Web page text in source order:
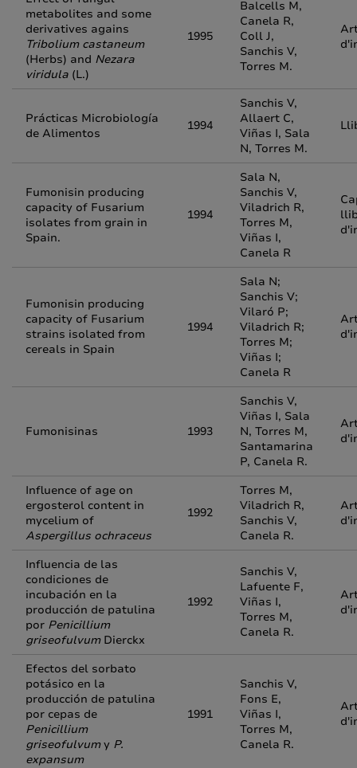
metabolites and some
derivatives agains
Tribolium castaneum
(Herbs) and Nezara
viridula (L.)
1995
Balcells M,
Canela R,
Coll J,
Sanchis V,
Torres M.
Prácticas Microbiología
de Alimentos
1994
Sanchis V,
Allaert C,
Viñas I, Sala
N, Torres M.
Fumonisin producing
capacity of Fusarium
isolates from grain in
Spain.
1994
Sala N,
Sanchis V,
Viladrich R,
Torres M,
Viñas I,
Canela R
Fumonisin producing
capacity of Fusarium
strains isolated from
cereals in Spain
1994
Sala N;
Sanchis V;
Vilaró P;
Viladrich R;
Torres M;
Viñas I;
Canela R
Fumonisinas 1993
Sanchis V,
Viñas I, Sala
N, Torres M,
Santamarina
P, Canela R.
Influence of age on
ergosterol content in
mycelium of
Aspergillus ochraceus
1992
Torres M,
Viladrich R,
Sanchis V,
Canela R.
Influencia de las
condiciones de
incubación en la
producción de patulina
por Penicillium
griseofulvumDierckx
1992
Sanchis V,
Lafuente F,
Viñas I,
Torres M,
Canela R.
Efectos del sorbato
potásico en la
producción de patulina
por cepas de
Penicillium
griseofulvumy P.
expansum
1991
Sanchis V,
Fons E,
Viñas I,
Torres M,
Canela R.